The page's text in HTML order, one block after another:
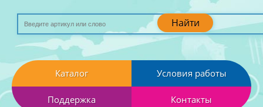
Найти
Каталог Условия работы
Поддержка Контакты